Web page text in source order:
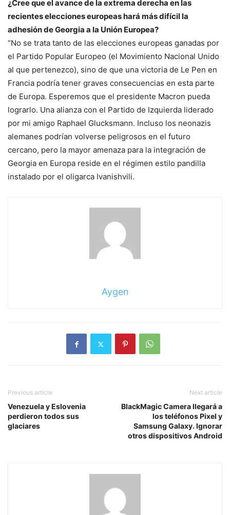
¿Cree que el avance de la extrema derecha en las
recientes elecciones europeas hará más difícil la
adhesión de Georgia a la Unión Europea?
“No se trata tanto de las elecciones europeas ganadas por
el Partido Popular Europeo (el Movimiento Nacional Unido
al que pertenezco), sino de que una victoria de Le Pen en
Francia podría tener graves consecuencias en esta parte
de Europa. Esperemos que el presidente Macron pueda
lograrlo. Una alianza con el Partido de Izquierda liderado
por mi amigo Raphael Glucksmann. Incluso los neonazis
alemanes podrían volverse peligrosos en el futuro
cercano, pero la mayor amenaza para la integración de
Georgia en Europa reside en el régimen estilo pandilla
instalado por el oligarca Ivanishvili.
Aygen
Previous article
Venezuela y Eslovenia
perdieron todos sus
glaciares
Next article
BlackMagic Camera llegará a
los teléfonos Pixel y
Samsung Galaxy. Ignorar
otros dispositivos Android